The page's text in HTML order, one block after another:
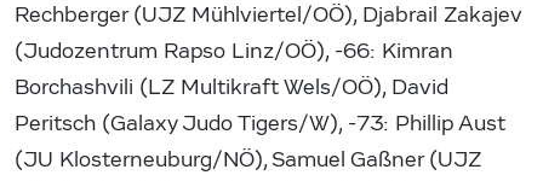
Rechberger (UJZ Mühlviertel/OÖ), Djabrail Zakajev
(Judozentrum Rapso Linz/OÖ), -66: Kimran
Borchashvili (LZ Multikraft Wels/OÖ), David
Peritsch (Galaxy Judo Tigers/W), -73: Phillip Aust
(JU Klosterneuburg/NÖ), Samuel Gaßner (UJZ